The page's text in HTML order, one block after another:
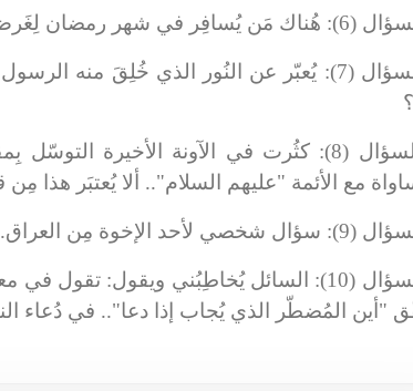
مَن يُسافِر في شهر رمضان لِغَرض الإفطار، علماً أنّ سَفَرهُ بلا أيّ مُبرّر.. فهل يجوز ذلك؟
السؤال (7): يُعبّر عن النُور الذي خُلِقَ منه
السؤال (8): كثُرت في الآونة الأخيرة
مع الأئمة "عليهم السلام".. ألا يُعتبَر هذا
(9): سؤال شخصي لأحد الإخوة مِن العراق.
السؤال (10): السائل يُخاطِبُني ويقول:
"أين المُضطّر الذي يُجاب إذا دعا".. في دُعاء